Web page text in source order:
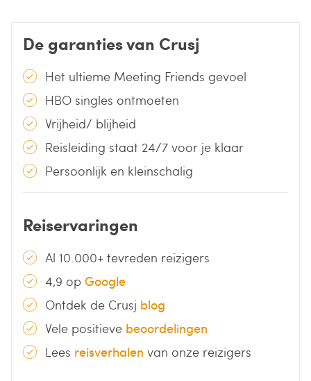
De garanties van Crusj
Het ultieme Meeting Friends gevoel
HBO singles ontmoeten
Vrijheid/ blijheid
Reisleiding staat 24/7 voor je klaar
Persoonlijk en kleinschalig
Reiservaringen
Al 10.000+ tevreden reizigers
4,9 op Google
Ontdek de Crusj blog
Vele positieve beoordelingen
Lees reisverhalen van onze reizigers